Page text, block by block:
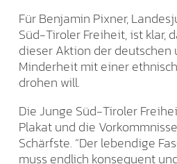
Für Benjamin Pixner,
Süd-Tiroler Freiheit, ist klar,
dieser Aktion der deutschen
Minderheit mit einer
drohen will.
Die Junge Süd-Tiroler
Plakat und die
Schärfste. “Der lebendige
muss endlich konsequent